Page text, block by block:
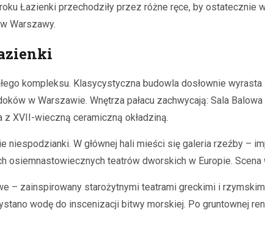
Łazienki przechodziły przez różne ręce, by
Warszawy.
kompleksu. Klasycystyczna budowla dosłownie
w Warszawie. Wnętrza pałacu zachwycają: Sala
z XVII-wieczną ceramiczną okładziną.
niespodzianki. W głównej hali mieści się galeria rzeźby –
osiemnastowiecznych teatrów dworskich w Europie.
– zainspirowany starożytnymi teatrami greckimi i
wodę do inscenizacji bitwy morskiej. Po gruntownej